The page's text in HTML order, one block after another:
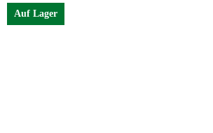
Auf Lager